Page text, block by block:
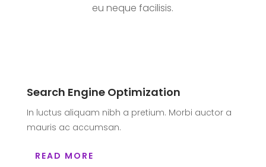
eu neque facilisis.
Search Engine Optimization
In luctus aliquam nibh a pretium. Morbi auctor a
mauris ac accumsan.
READ MORE